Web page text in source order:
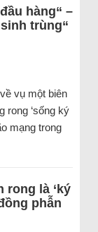
hàng“ –
trùng“
vụ một biên
rong ‘sống ký
mạng trong
rong là ‘ký
phẫn